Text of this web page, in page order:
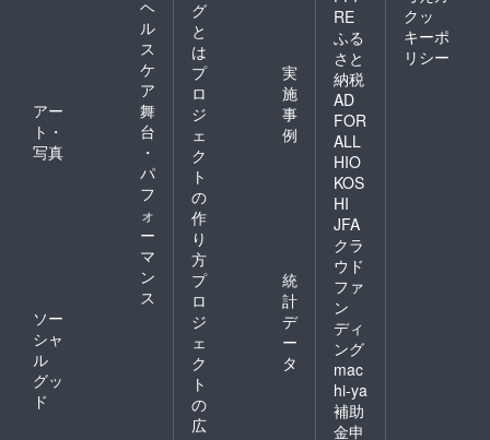
ヘ
ル
ス
ケ
ア
アー
ト・
写真
舞
台
・
パ
フ
ォ
ー
マ
ン
ス
ソー
シャ
ル
グッ
ド
グ
と
は
プ
ロ
ジ
ェ
ク
ト
の
作
り
方
実
施
事
例
プ
ロ
ジ
ェ
ク
ト
の
広
統
計
デ
ー
タ
RE
ふる
さと
納税
AD
FOR
ALL
HIO
KOS
HI
JFA
クラ
ウド
ファ
ン
ディ
ング
mac
hi-ya
補助
金申
クッ
キーポ
リシー